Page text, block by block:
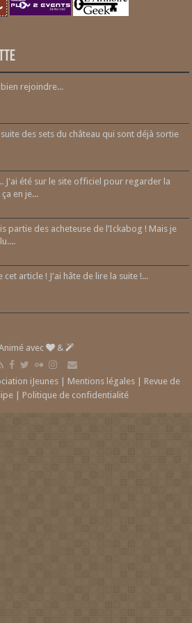
bien rejoindre...
des sets du château qui sont déjà sortie
J'ai été sur le site officiel pour regarder la
en je...
partie des acheteuse de l’Ickabog ! Mais je
cet article ! J'ai hâte de lire la suite !...
avec &
iJeunes | Mentions légales | Revue de
| Politique de confidentialité